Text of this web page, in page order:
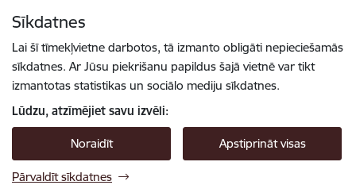
Sīkdatnes
Lai šī tīmekļvietne darbotos, tā izmanto obligāti nepieciešamās
sīkdatnes. Ar Jūsu piekrišanu papildus šajā vietnē var tikt
izmantotas statistikas un sociālo mediju sīkdatnes.
Lūdzu, atzīmējiet savu izvēli:
Noraidīt Apstiprināt visas
Pārvaldīt sīkdatnes